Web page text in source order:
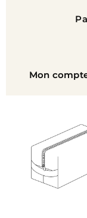
Mon